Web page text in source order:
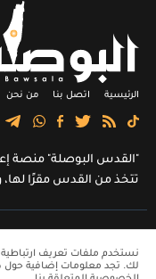
الرئيسية اتصل بنا من نحن
"القدس البوصلة" منصة
تتخذ من القدس مقرًا لها،
جميع الحقوق محفوظة لمؤسسة القدس البوصلة
نستخدم ملفات تعريف
لك. تجد معلومات إضافية